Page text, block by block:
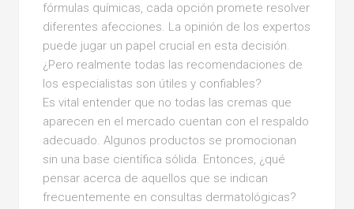
fórmulas químicas, cada opción promete resolver
diferentes afecciones. La opinión de los expertos
puede jugar un papel crucial en esta decisión.
¿Pero realmente todas las recomendaciones de
los especialistas son útiles y confiables?
Es vital entender que no todas las cremas que
aparecen en el mercado cuentan con el respaldo
adecuado. Algunos productos se promocionan
sin una base científica sólida. Entonces, ¿qué
pensar acerca de aquellos que se indican
frecuentemente en consultas dermatológicas?